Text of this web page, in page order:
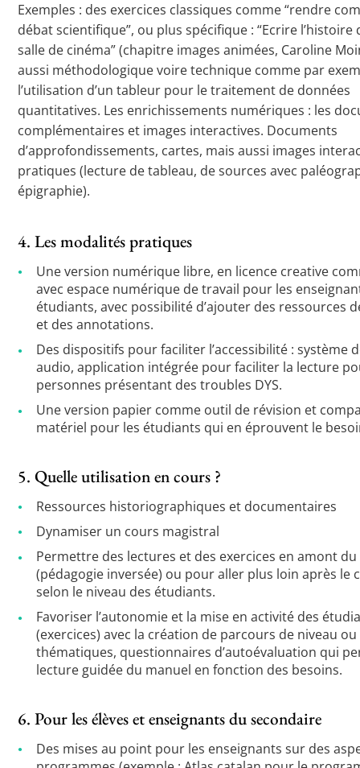
Exemples : des exercices classiques comme “rendre
débat scientifique”, ou plus spécifique : “Ecrire l’histoire
salle de cinéma” (chapitre images animées, Caroline
aussi méthodologique voire technique comme par
l’utilisation d’un tableur pour le traitement de données
quantitatives. Les enrichissements numériques : les
complémentaires et images interactives. Documents
d’approfondissements, cartes, mais aussi images
pratiques (lecture de tableau, de sources avec
épigraphie).
4. Les modalités pratiques
Une version numérique libre, en licence creative
avec espace numérique de travail pour les
étudiants, avec possibilité d’ajouter des ressources
et des annotations.
Des dispositifs pour faciliter l’accessibilité : système
audio, application intégrée pour faciliter la lecture
personnes présentant des troubles DYS.
Une version papier comme outil de révision et
matériel pour les étudiants qui en éprouvent le
5. Quelle utilisation en cours ?
Ressources historiographiques et documentaires
Dynamiser un cours magistral
Permettre des lectures et des exercices en amont
(pédagogie inversée) ou pour aller plus loin après le
selon le niveau des étudiants.
Favoriser l’autonomie et la mise en activité des
(exercices) avec la création de parcours de niveau ou
thématiques, questionnaires d’autoévaluation qui
lecture guidée du manuel en fonction des besoins.
6. Pour les élèves et enseignants du secondaire
Des mises au point pour les enseignants sur des